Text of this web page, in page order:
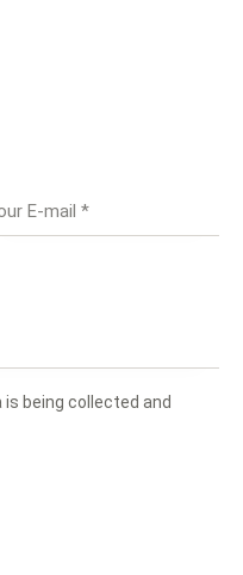
being collected and